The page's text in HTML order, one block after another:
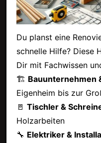
Du planst eine
schnelle Hilfe? Diese
Dir mit Fachwissen
🏗 Bauunternehmen
Eigenheim bis zur
🚪 Tischler &
Holzarbeiten
🔧 Elektriker &